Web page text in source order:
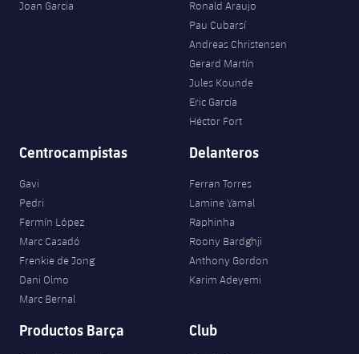
Servicios Médicos
Acreditaciones
Fotos
Jugadors
Palmarés
Historia
Clasificaciones
plusicon
más
Infantil
Entradas
Resultados
Clasificaciones
Resultados
Jugadores
Base
plusicon
más
Actualidad
Barça C
Junior
Campus Verano
Información general
Joan Garcia
Ronald Araujo
Pau Cubarsí
Andreas Christensen
Gerard Martín
Jules Kounde
Eric García
Héctor Fort
Centrocampistas
Gavi
Pedri
Fermín López
Marc Casadó
Frenkie de Jong
Dani Olmo
Marc Bernal
Delanteros
Ferran Torres
Lamine Yamal
Raphinha
Roony Bardghji
Anthony Gordon
Karim Adeyemi
Productos Barça Club